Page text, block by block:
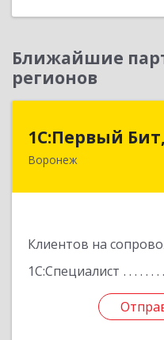
Ближайшие
регионов
1С:Первый
Воронеж
Клиентов на
1С:Специалист
394006,